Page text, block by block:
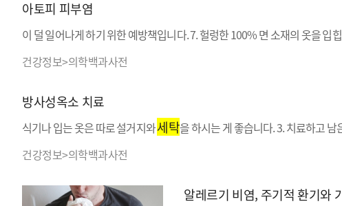
아토피 피부염
이 덜 일어나게 하기 위한 예방책입니다. 7. 헐렁한 100% 면 소재의 옷을 입
건강정보>의학백과사전
방사성옥소 치료
식기나 입는 옷은 따로 설거지와세탁을 하시는 게 좋습니다. 3. 치료하고
건강정보>의학백과사전
알레르기 비염, 주기적 환기와